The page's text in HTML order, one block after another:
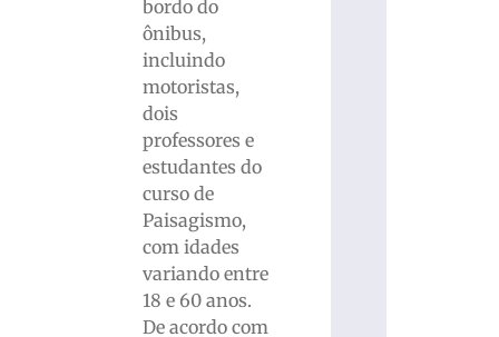
bordo do
ônibus,
incluindo
motoristas,
dois
professores e
estudantes do
curso de
Paisagismo,
com idades
variando entre
18 e 60 anos.
De acordo com